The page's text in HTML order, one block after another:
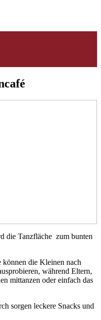
die Tanzfläche zum bunten
die Kleinen nach
während Eltern,
mittanzen oder einfach das
sorgen leckere Snacks und